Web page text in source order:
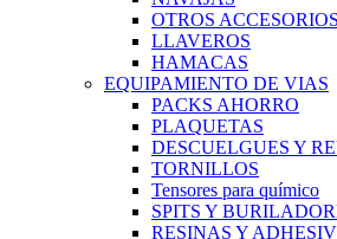
OTROS ACCESORIOS
LLAVEROS
HAMACAS
EQUIPAMIENTO DE VIAS
PACKS AHORRO
PLAQUETAS
DESCUELGUES Y
TORNILLOS
Tensores para químico
SPITS Y
RESINAS Y